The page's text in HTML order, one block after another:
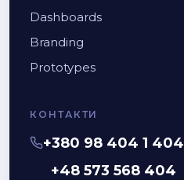
Dashboards
Branding
Prototypes
КОНТАКТИ
+380 98 404 1 404
+48 573 568 404